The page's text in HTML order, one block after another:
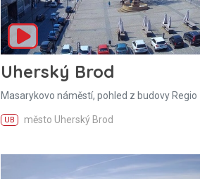
Uherský Brod
Masarykovo náměstí, pohled z budovy Regio
UB město Uherský Brod